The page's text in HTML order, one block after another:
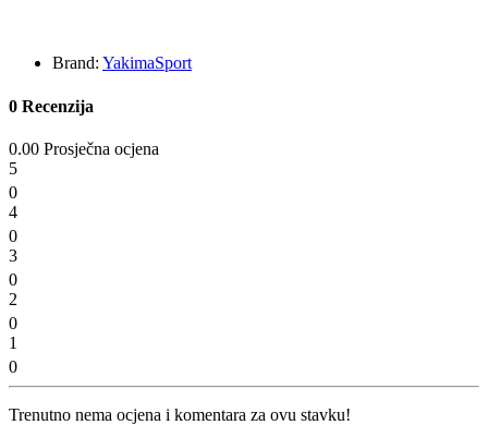
Brand: YakimaSport
0 Recenzija
0.00 Prosječna ocjena
5
0
4
0
3
0
2
0
1
0
Trenutno nema ocjena i komentara za ovu stavku!